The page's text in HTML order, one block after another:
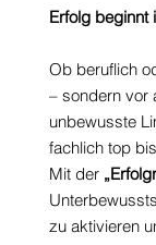
Erfolg beginnt
Ob beruflich
– sondern vor
unbewusste
fachlich top
Mit der
zu aktivieren